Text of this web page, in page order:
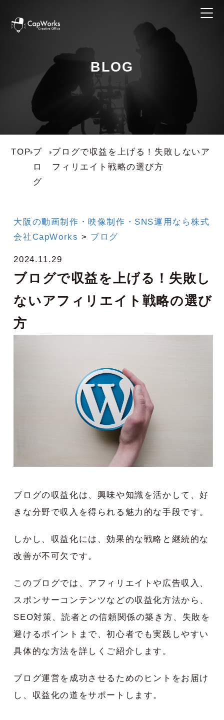
BLOG
TOP ブ
ロ
グ
ブログで収益を上げる！失敗しないア
フィリエイト戦略の選び方
大阪の動画制作・映像制作・SNS運用なら株式
会社CapWorks > ブログ
2024.11.29
ブログで収益を上げる！失敗し
ないアフィリエイト戦略の選び
方
ブログの収益化は、興味や知識を活かして、好
きな分野で収入を得られる魅力的な手段です。
しかし、収益化には、効果的な戦略と継続的な
改善が不可欠です。
このブログでは、アフィリエイトや広告収入、
スポンサーコンテンツなどの収益化方法から、
SEO対策、読者との信頼関係の築き方、失敗を
避けるポイントまで、初心者でも実践しやすい
具体的な方法を詳しくご紹介します。
ブログ運営を成功させるためのヒントをお届け
し、収益化の道をサポートします。